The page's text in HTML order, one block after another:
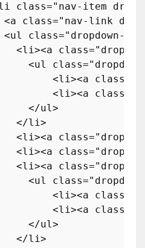
class="nav-item
<a class="nav-link
<ul class="dropdown-
<li><a class=
<ul class=
<li><a class
<li><a class
</ul>
</li>
<li><a class=
<li><a class=
<li><a class=
<ul class=
<li><a class
<li><a class
</ul>
</li>